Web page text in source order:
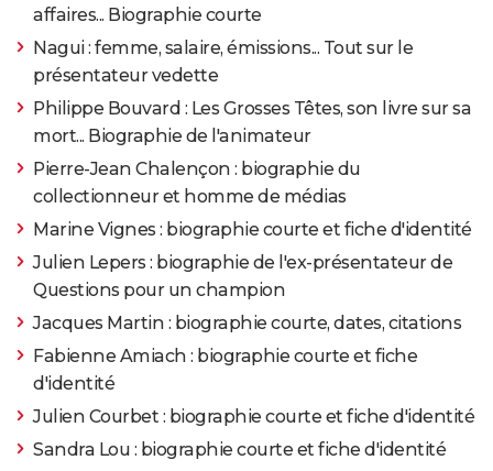
affaires... Biographie courte
Nagui : femme, salaire, émissions... Tout sur le
présentateur vedette
Philippe Bouvard : Les Grosses Têtes, son livre sur sa
mort... Biographie de l'animateur
Pierre-Jean Chalençon : biographie du
collectionneur et homme de médias
Marine Vignes : biographie courte et fiche d'identité
Julien Lepers : biographie de l'ex-présentateur de
Questions pour un champion
Jacques Martin : biographie courte, dates, citations
Fabienne Amiach : biographie courte et fiche
d'identité
Julien Courbet : biographie courte et fiche d'identité
Sandra Lou : biographie courte et fiche d'identité